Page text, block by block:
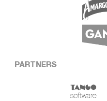
PARTNERS